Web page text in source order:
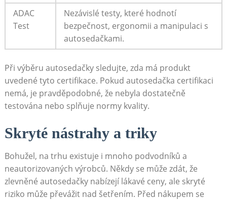
ADAC
Test
Nezávislé ​testy, které hodnotí
bezpečnost, ergonomii a manipulaci s
autosedačkami.
Při výběru autosedačky sledujte, zda má produkt
uvedené tyto certifikace. Pokud autosedačka certifikaci
nemá, je pravděpodobné, že nebyla dostatečně
testována nebo splňuje normy kvality.
Skryté nástrahy ⁢a triky
Bohužel, na trhu existuje i⁣ mnoho⁤ podvodníků a
neautorizovaných ​výrobců. Někdy se může zdát,⁤ že
zlevněné⁢ autosedačky nabízejí lákavé ceny, ale skryté
riziko může převážit nad‌ šetřením. Před nákupem se